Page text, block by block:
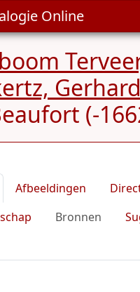
Online
(-
Afbeeldingen
Bronnen